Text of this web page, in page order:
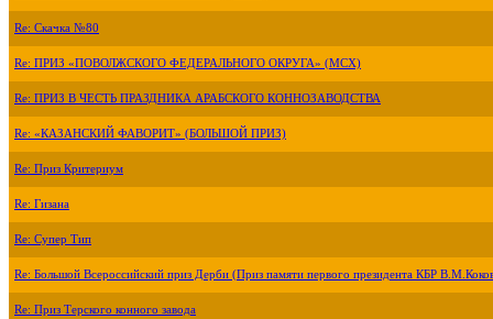
Re: Скачка №80
Re: ПРИЗ «ПОВОЛЖСКОГО ФЕДЕРАЛЬНОГО ОКРУГА» (МСХ)
Re: ПРИЗ В ЧЕСТЬ ПРАЗДНИКА АРАБСКОГО КОННОЗАВОДСТВА
Re: «КАЗАНСКИЙ ФАВОРИТ» (БОЛЬШОЙ ПРИЗ)
Re: Приз Критериум
Re: Гизана
Re: Супер Тип
Re: Большой Всероссийский приз Дерби (Приз памяти первого президента КБР
Re: Приз Терского конного завода